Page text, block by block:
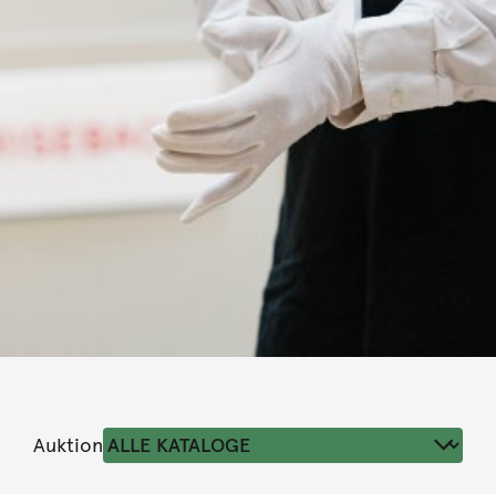
Auktion